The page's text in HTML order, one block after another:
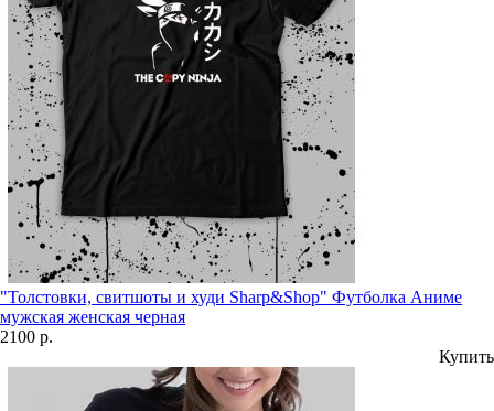
"Толстовки, свитшоты и худи Sharp&Shop" Футболка Аниме
мужская женская черная
2100 р.
Купить